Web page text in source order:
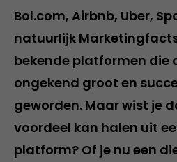
Bol.com, Airbnb, Uber,
natuurlijk
bekende platformen die
ongekend groot en
geworden. Maar wist je
voordeel kan halen uit
platform? Of je nu een